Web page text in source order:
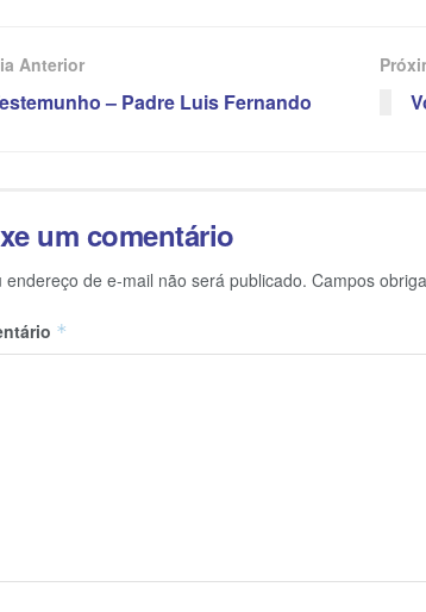
Anterior
– Padre Luis Fernando
um comentário
endereço de e-mail não será publicado. Campos
*